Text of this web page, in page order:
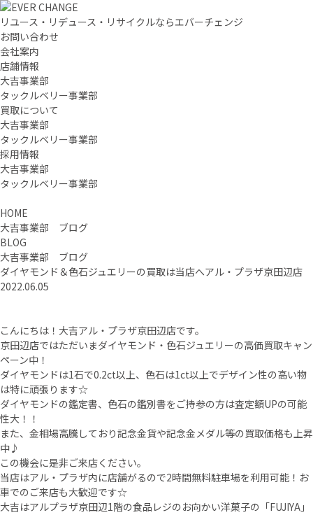
リユース・リデュース・リサイクルならエバーチェンジ
お問い合わせ
会社案内
店舗情報
大吉事業部
タックルベリー事業部
買取について
大吉事業部
タックルベリー事業部
採用情報
大吉事業部
タックルベリー事業部
HOME
大吉事業部 ブログ
BLOG
大吉事業部 ブログ
ダイヤモンド＆色石ジュエリーの買取は当店へアル・プラザ京田辺店
2022.06.05
こんにちは！大吉アル・プラザ京田辺店です。
京田辺店ではただいまダイヤモンド・色石ジュエリーの高価買取キャン
ペーン中！
ダイヤモンドは1石で0.2ct以上、色石は1ct以上でデザイン性の高い物
は特に頑張ります☆
ダイヤモンドの鑑定書、色石の鑑別書をご持参の方は査定額UPの可能
性大！！
また、金相場高騰しており記念金貨や記念金メダル等の買取価格も上昇
中♪
この機会に是非ご来店ください。
当店はアル・プラザ内に店舗がるので2時間無料駐車場を利用可能！お
車でのご来店も大歓迎です☆
大吉はアルプラザ京田辺1階の食品レジのお向かい洋菓子の「FUJIYA」